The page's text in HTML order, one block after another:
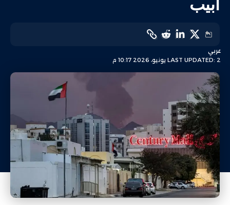
LAST UPDATED: 2 يونيو، 2026 10:17 م
عربي